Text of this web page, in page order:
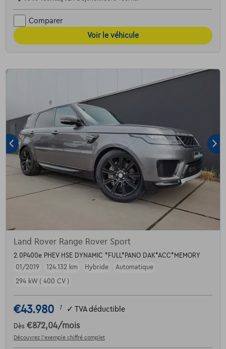
Comparer
Voir le véhicule
Land Rover Range Rover Sport
2.0P400e PHEV HSE DYNAMIC *FULL*PANO DAK*ACC*MEMORY
01/2019
124.132 km Hybride
Automatique
294 kW ( 400 CV )
€43.980 1 ✓ TVA déductible
Dès €872,04/mois
Découvrez l’exemple chiffré complet